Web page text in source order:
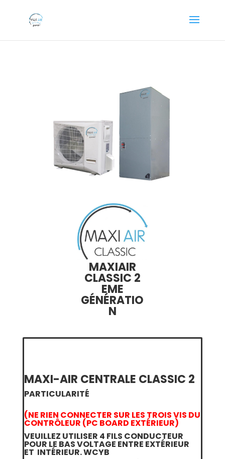
MAXIAIR
CLASSIC 2
EME
GÉNÉRATIO
N
MAXI-AIR CENTRALE CLASSIC 2
PARTICULARITÉ
(NE RIEN CONNECTER SUR LES TROIS VIS DU
CONTRÔLEUR (PC BOARD EXTÉRIEUR)
VEUILLEZ UTILISER 4 FILS CONDUCTEUR
POUR LE BAS VOLTAGE ENTRE EXTÉRIEUR
ET INTÉRIEUR. WCYB